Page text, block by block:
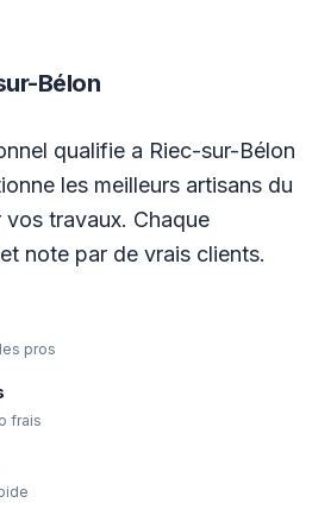
Bélon
qualifie a Riec-sur-Bélon
les meilleurs artisans du
travaux. Chaque
note par de vrais clients.
pros
frais